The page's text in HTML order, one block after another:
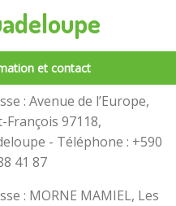
et contact
: Avenue de l’Europe,
François 97118,
- Téléphone : +590
41 87
: MORNE MAMIEL, Les